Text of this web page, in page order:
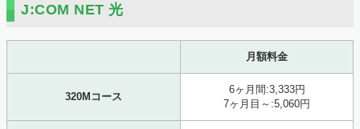
J:COM NET 光
月額料金
320Mコース
6ヶ月間:3,333円
7ヶ月目～:5,060円